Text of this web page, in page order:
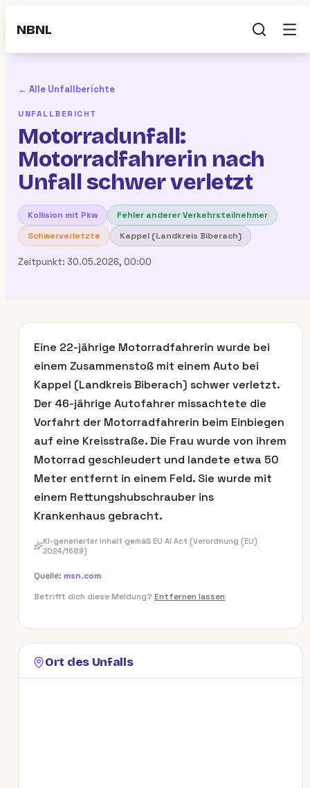
NBNL
← Alle Unfallberichte
UNFALLBERICHT
Motorradunfall:
Motorradfahrerin nach
Unfall schwer verletzt
Kollision mit Pkw
Fehler anderer Verkehrsteilnehmer
Schwerverletzte
Kappel (Landkreis Biberach)
Zeitpunkt: 30.05.2026, 00:00
Eine 22-jährige Motorradfahrerin wurde bei
einem Zusammenstoß mit einem Auto bei
Kappel (Landkreis Biberach) schwer verletzt.
Der 46-jährige Autofahrer missachtete die
Vorfahrt der Motorradfahrerin beim Einbiegen
auf eine Kreisstraße. Die Frau wurde von ihrem
Motorrad geschleudert und landete etwa 50
Meter entfernt in einem Feld. Sie wurde mit
einem Rettungshubschrauber ins
Krankenhaus gebracht.
KI-generierter Inhalt gemäß EU AI Act (Verordnung (EU)
2024/1689)
Quelle: msn.com
Betrifft dich diese Meldung? Entfernen lassen
Ort des Unfalls